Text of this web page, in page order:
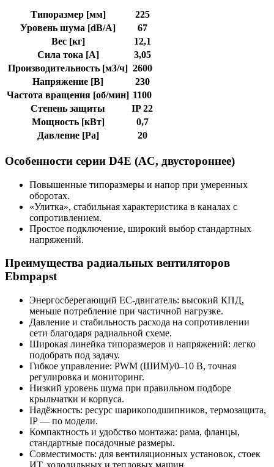
Типоразмер [мм]
225
Уровень шума [dB/A]
67
Вес [кг]
12,1
Сила тока [A]
3,05
Производительность [м3/ч] 2600
Напряжение [В]
230
Частота вращения [об/мин] 1100
Степень защиты
IP 22
Мощность [кВт]
0,7
Давление [Pa]
20
Особенности серии D4E (AC, двустороннее)
Повышенные типоразмеры и напор при умеренных
оборотах.
«Улитка», стабильная характеристика в каналах с
сопротивлением.
Простое подключение, широкий выбор стандартных
напряжений.
Преимущества радиальных вентиляторов
Ebmpapst
Энергосберегающий EC-двигатель: высокий КПД,
меньше потребление при частичной нагрузке.
Давление и стабильность расхода на сопротивлении
сети благодаря радиальной схеме.
Широкая линейка типоразмеров и напряжений: легко
подобрать под задачу.
Гибкое управление: PWM (ШИМ)/0–10 В, точная
регулировка и мониторинг.
Низкий уровень шума при правильном подборе
крыльчатки и корпуса.
Надёжность: ресурс шарикоподшипников, термозащита,
IP — по модели.
Компактность и удобство монтажа: рама, фланцы,
стандартные посадочные размеры.
Совместимость: для вентиляционных установок, стоек
ИТ, холодильных и тепловых машин.